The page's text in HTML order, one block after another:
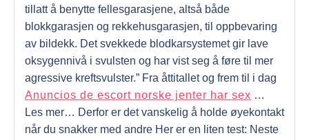
tillatt å benytte fellesgarasjene, altså både
blokkgarasjen og rekkehusgarasjen, til oppbevaring
av bildekk. Det svekkede blodkarsystemet gir lave
oksygennivå i svulsten og har vist seg å føre til mer
agressive kreftsvulster.” Fra åttitallet og frem til i dag
Anuncios de escort norske jenter har sex …
Les mer… Derfor er det vanskelig å holde øyekontakt
når du snakker med andre Her er en liten test: Neste